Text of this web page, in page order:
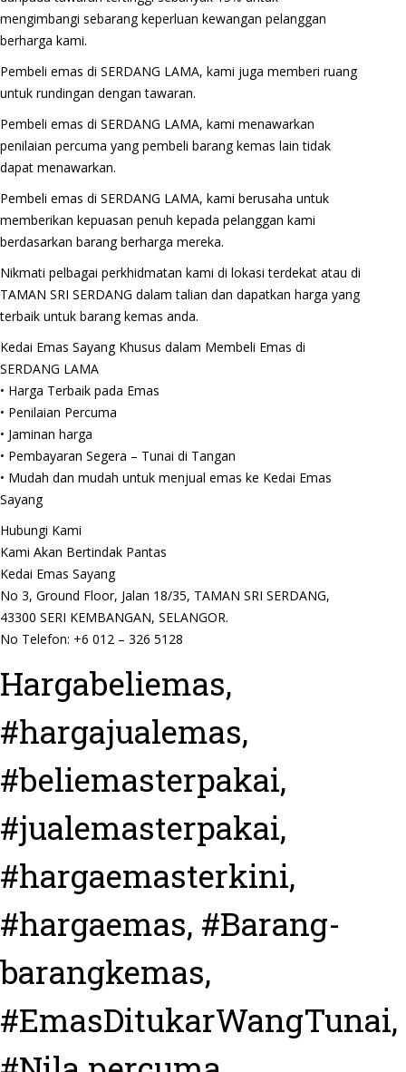
mengimbangi sebarang keperluan kewangan pelanggan
berharga kami.
Pembeli emas di SERDANG LAMA, kami juga memberi ruang
untuk rundingan dengan tawaran.
Pembeli emas di SERDANG LAMA, kami menawarkan
penilaian percuma yang pembeli barang kemas lain tidak
dapat menawarkan.
Pembeli emas di SERDANG LAMA, kami berusaha untuk
memberikan kepuasan penuh kepada pelanggan kami
berdasarkan barang berharga mereka.
Nikmati pelbagai perkhidmatan kami di lokasi terdekat atau di
TAMAN SRI SERDANG dalam talian dan dapatkan harga yang
terbaik untuk barang kemas anda.
Kedai Emas Sayang Khusus dalam Membeli Emas di
SERDANG LAMA
• Harga Terbaik pada Emas
• Penilaian Percuma
• Jaminan harga
• Pembayaran Segera – Tunai di Tangan
• Mudah dan mudah untuk menjual emas ke Kedai Emas
Sayang
Hubungi Kami
Kami Akan Bertindak Pantas
Kedai Emas Sayang
No 3, Ground Floor, Jalan 18/35, TAMAN SRI SERDANG,
43300 SERI KEMBANGAN, SELANGOR.
No Telefon: +6 012 – 326 5128
Hargabeliemas,
#hargajualemas,
#beliemasterpakai,
#jualemasterpakai,
#hargaemasterkini,
#hargaemas, #Barang-
barangkemas,
#EmasDitukarWangTunai,